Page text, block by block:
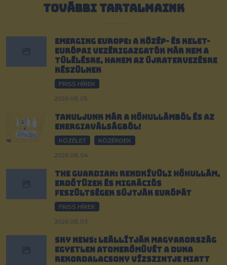
TOVÁBBI TARTALMAINK
Emerging Europe: A közép- és kelet-
európai vezérigazgatók már nem a
túlélésre, hanem az újratervezésre
készülnek
FRISS HÍREK
2026.08.05.
Tanuljunk már a hőhullámból és az
energiaválságból!
KÖZÉLET KÖZÉRDEK
2026.08.04.
The Guardian: Rendkívüli hőhullám,
erdőtüzek és migrációs
feszültségek sújtják Európát
FRISS HÍREK
2026.08.03.
Sky News: Leállítják Magyarország
egyetlen atomerőművét a Duna
rekordalacsony vízszintje miatt